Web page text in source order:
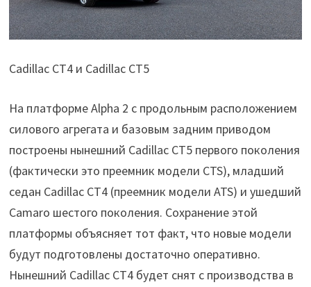
Cadillac CT4 и Cadillac CT5
На платформе Alpha 2 с продольным расположением
силового агрегата и базовым задним приводом
построены нынешний Cadillac CT5 первого поколения
(фактически это преемник модели CTS), младший
седан Cadillac CT4 (преемник модели ATS) и ушедший
Camaro шестого поколения. Сохранение этой
платформы объясняет тот факт, что новые модели
будут подготовлены достаточно оперативно.
Нынешний Cadillac CT4 будет снят с производства в